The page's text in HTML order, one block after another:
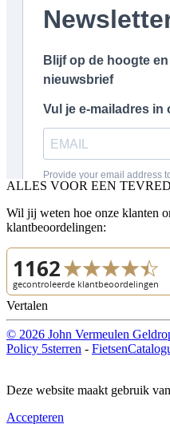
ALLES VOOR EEN
Wil jij weten hoe onze klanten
klantbeoordelingen:
Vertalen
© 2026 John Vermeulen
Policy 5sterren -
Deze website maakt gebruik van
Accepteren